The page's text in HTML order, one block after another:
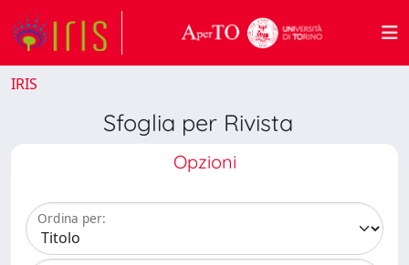
IRIS
Sfoglia per Rivista
Opzioni
Ordina per: